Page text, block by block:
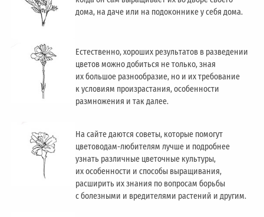
дома, на даче или на подоконнике у себя дома.
Естественно, хороших результатов в разведении
цветов можно добиться не только, зная
их большое разнообразие, но и их требование
к условиям произрастания, особенности
размножения и так далее.
На сайте даются советы, которые помогут
цветоводам-любителям лучше и подробнее
узнать различные цветочные культуры,
их особенности и способы выращивания,
расширить их знания по вопросам борьбы
с болезными и вредителями растений и другим.